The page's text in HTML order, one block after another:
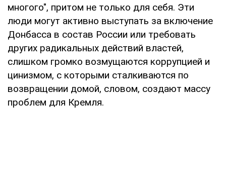
многого", притом не только для себя. Эти
люди могут активно выступать за включение
Донбасса в состав России или требовать
других радикальных действий властей,
слишком громко возмущаются коррупцией и
цинизмом, с которыми сталкиваются по
возвращении домой, словом, создают массу
проблем для Кремля.